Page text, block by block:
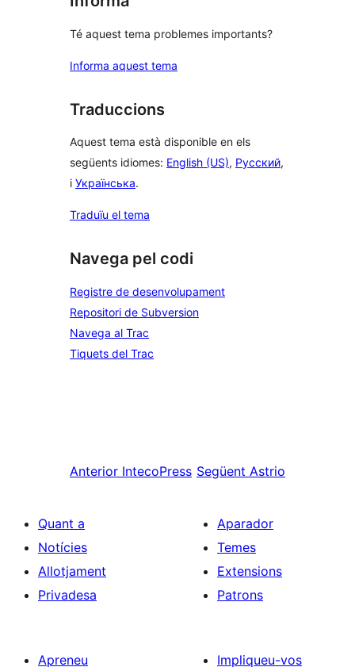
Té aquest tema problemes importants?
Informa aquest tema
Traduccions
Aquest tema està disponible en els
següents idiomes: English (US), Русский,
i Українська.
Traduïu el tema
Navega pel codi
Registre de desenvolupament
Repositori de Subversion
Navega al Trac
Tiquets del Trac
Anterior IntecoPress Següent Astrio
Quant a
Notícies
Allotjament
Privadesa
Aparador
Temes
Extensions
Patrons
Apreneu
Impliqueu-vos